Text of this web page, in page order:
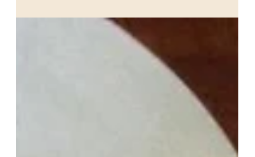
exprimaient certaines idées au moyen de
figures et d'images...